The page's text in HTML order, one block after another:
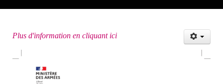
Plus d'information en cliquant ici